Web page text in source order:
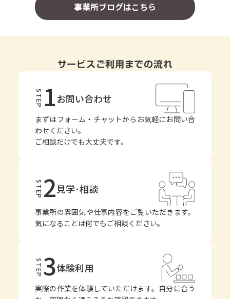
事業所ブログはこちら
サービスご利用までの流れ
STEP 1お問い合わせ
まずはフォーム・チャットからお気軽にお問い合
わせください。
ご相談だけでも大丈夫です。
STEP2見学･相談
事業所の雰囲気や仕事内容をご覧いただきます。
気になることは何でもご相談ください。
STEP3体験利用
実際の作業を体験していただけます。自分に合う